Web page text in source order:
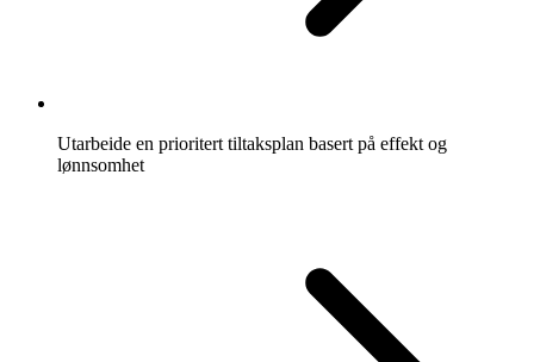
Utarbeide en prioritert tiltaksplan basert på effekt og
lønnsomhet